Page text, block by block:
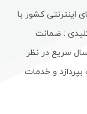
اینترنتی کشور با
: ضمانت
سریع در نظر
بپردازد و خدمات